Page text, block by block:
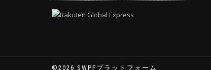
©2026 SWPFプラットフォーム